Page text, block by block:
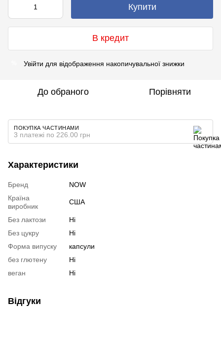
Купити
В кредит
Увійти для відображення накопичувальної знижки
До обраного Порівняти
ПОКУПКА ЧАСТИНАМИ
3 платежі по 226.00 грн
Характеристики
Бренд
NOW
Країна
виробник
США
Без лактози
Ні
Без цукру
Ні
Форма випуску
капсули
без глютену
Ні
веган
Ні
Відгуки